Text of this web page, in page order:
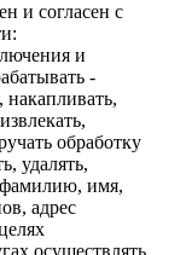
и согласен с
и
-
накапливать,
обработку
удалять,
имя,
адрес